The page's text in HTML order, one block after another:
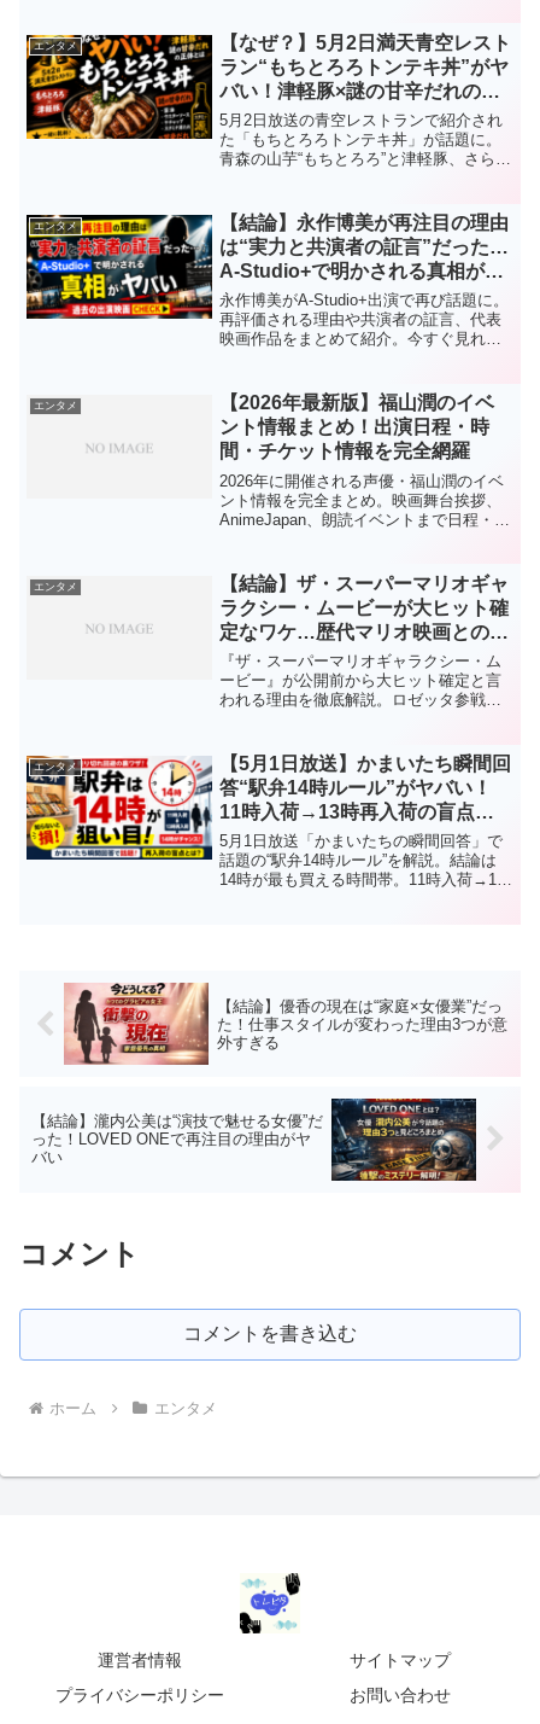
エンタメ
【なぜ？】5月2日満天青空レスト
ラン“もちとろろトンテキ丼”がヤ
バい！津軽豚×謎の甘辛だれの正
体とは
5月2日放送の青空レストランで紹介され
た「もちとろろトンテキ丼」が話題に。
青森の山芋“もちとろろ”と津軽豚、さらに
くまとめました。
エンタメ
【結論】永作博美が再注目の理由
は“実力と共演者の証言”だった…
A-Studio+で明かされる真相がヤ
バい
永作博美がA-Studio+出演で再び話題に。
再評価される理由や共演者の証言、代表
映画作品をまとめて紹介。今すぐ見れる
エンタメ
【2026年最新版】福山潤のイベ
ント情報まとめ！出演日程・時
間・チケット情報を完全網羅
2026年に開催される声優・福山潤のイベ
ント情報を完全まとめ。映画舞台挨拶、
AnimeJapan、朗読イベントまで日程・時
エンタメ
【結論】ザ・スーパーマリオギャ
ラクシー・ムービーが大ヒット確
定なワケ…歴代マリオ映画との違
いがヤバい
『ザ・スーパーマリオギャラクシー・ム
ービー』が公開前から大ヒット確定と言
われる理由を徹底解説。ロゼッタ参戦、
ます。
エンタメ
【5月1日放送】かまいたち瞬間回
答“駅弁14時ルール”がヤバい！
11時入荷→13時再入荷の盲点と
は
5月1日放送「かまいたちの瞬間回答」で
話題の“駅弁14時ルール”を解説。結論は
14時が最も買える時間帯。11時入荷→13
【結論】優香の現在は“家庭×女優業”だっ
た！仕事スタイルが変わった理由3つが意
外すぎる
【結論】瀧内公美は“演技で魅せる女優”だ
った！LOVED ONEで再注目の理由がヤ
バい
コメント
コメントを書き込む
ホーム エンタメ
運営者情報
サイトマップ
プライバシーポリシー
お問い合わせ